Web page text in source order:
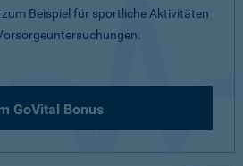
Beispiel für sportliche Aktivitäten
GoVital Bonus